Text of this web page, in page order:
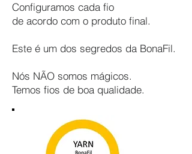
Configuramos cada fio
de acordo com o produto final.
Este é um dos segredos da BonaFil.
Nós NÃO somos mágicos.
Temos fios de boa qualidade.